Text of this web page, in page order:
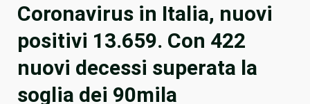
Coronavirus in Italia, nuovi
positivi 13.659. Con 422
nuovi decessi superata la
soglia dei 90mila